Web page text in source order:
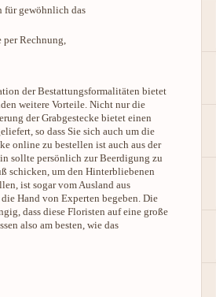
für gewöhnlich das
per Rechnung,
der Bestattungsformalitäten bietet
weitere Vorteile. Nicht nur die
der Grabgestecke bietet einen
so dass Sie sich auch um die
online zu bestellen ist auch aus der
sollte persönlich zur Beerdigung zu
schicken, um den Hinterbliebenen
ist sogar vom Ausland aus
Hand von Experten begeben. Die
dass diese Floristen auf eine große
also am besten, wie das